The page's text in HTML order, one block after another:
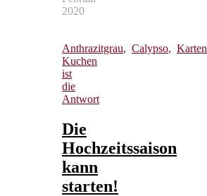
2020
Anthrazitgrau, Calypso, Karten
Kuchen
ist
die
Antwort
Die
Hochzeitssaison
kann
starten!